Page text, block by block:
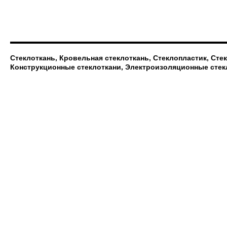
Стеклоткань, Кровельная стеклоткань, Стеклопластик,
Конструкционные стеклоткани, Электроизоляционные